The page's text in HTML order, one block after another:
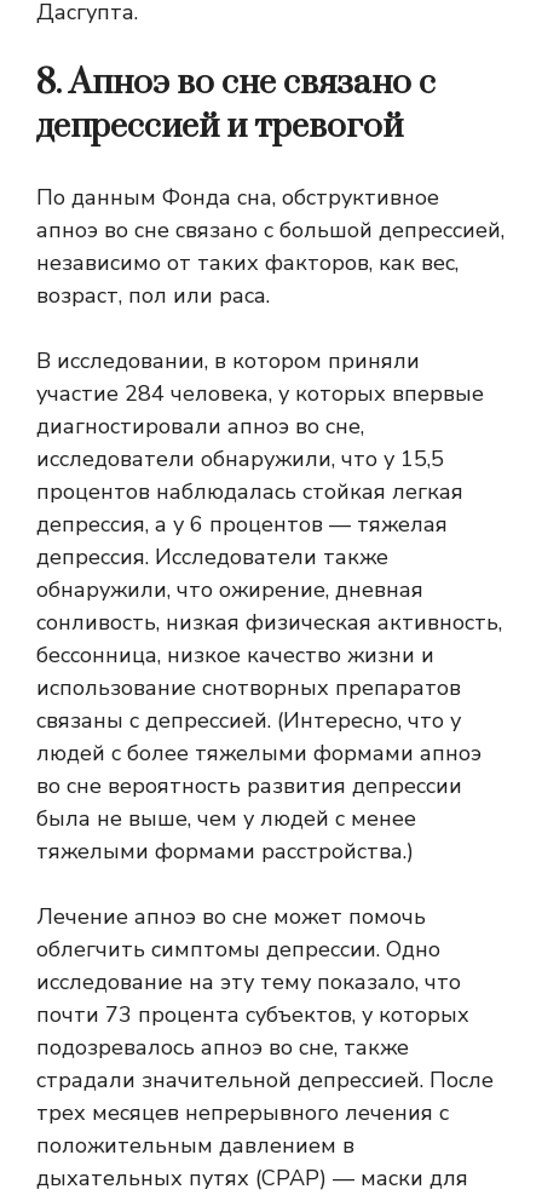
Дасгупта.
8. Апноэ во сне связано с
депрессией и тревогой
По данным Фонда сна, обструктивное
апноэ во сне связано с большой депрессией,
независимо от таких факторов, как вес,
возраст, пол или раса.
В исследовании, в котором приняли
участие 284 человека, у которых впервые
диагностировали апноэ во сне,
исследователи обнаружили, что у 15,5
процентов наблюдалась стойкая легкая
депрессия, а у 6 процентов — тяжелая
депрессия. Исследователи также
обнаружили, что ожирение, дневная
сонливость, низкая физическая активность,
бессонница, низкое качество жизни и
использование снотворных препаратов
связаны с депрессией. (Интересно, что у
людей с более тяжелыми формами апноэ
во сне вероятность развития депрессии
была не выше, чем у людей с менее
тяжелыми формами расстройства.)
Лечение апноэ во сне может помочь
облегчить симптомы депрессии. Одно
исследование на эту тему показало, что
почти 73 процента субъектов, у которых
подозревалось апноэ во сне, также
страдали значительной депрессией. После
трех месяцев непрерывного лечения с
положительным давлением в
дыхательных путях (CPAP) — маски для